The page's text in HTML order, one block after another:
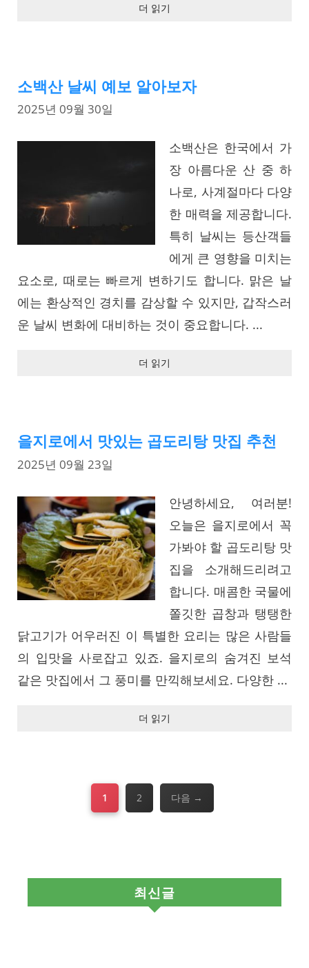
더 읽기
소백산 날씨 예보 알아보자
2025년 09월 30일
소백산은 한국에서 가
장 아름다운 산 중 하
나로, 사계절마다 다양
한 매력을 제공합니다.
특히 날씨는 등산객들
에게 큰 영향을 미치는
요소로, 때로는 빠르게 변하기도 합니다. 맑은 날
에는 환상적인 경치를 감상할 수 있지만, 갑작스러
운 날씨 변화에 대비하는 것이 중요합니다. ...
더 읽기
을지로에서 맛있는 곱도리탕 맛집 추천
2025년 09월 23일
안녕하세요, 여러분!
오늘은 을지로에서 꼭
가봐야 할 곱도리탕 맛
집을 소개해드리려고
합니다. 매콤한 국물에
쫄깃한 곱창과 탱탱한
닭고기가 어우러진 이 특별한 요리는 많은 사람들
의 입맛을 사로잡고 있죠. 을지로의 숨겨진 보석
같은 맛집에서 그 풍미를 만끽해보세요. 다양한 ...
더 읽기
페
이
1
페
이
2 다음 →
최신글